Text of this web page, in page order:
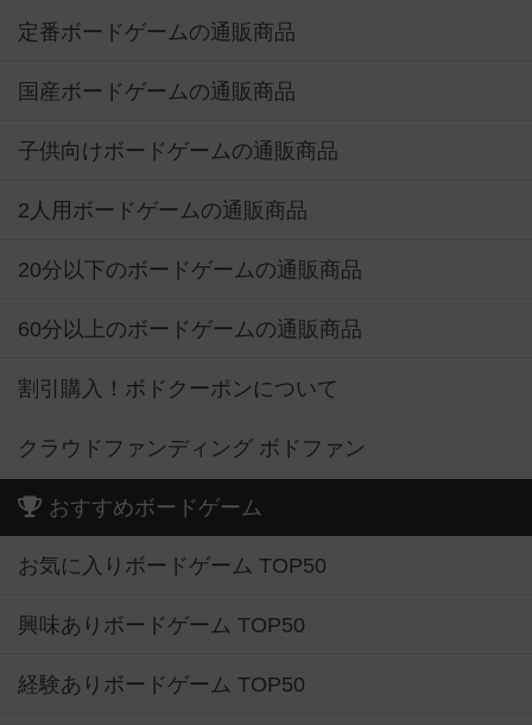
定番ボードゲームの通販商品
国産ボードゲームの通販商品
子供向けボードゲームの通販商品
2人用ボードゲームの通販商品
20分以下のボードゲームの通販商品
60分以上のボードゲームの通販商品
割引購入！ボドクーポンについて
クラウドファンディング ボドファン
おすすめボードゲーム
お気に入りボードゲーム TOP50
興味ありボードゲーム TOP50
経験ありボードゲーム TOP50